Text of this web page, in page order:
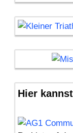
Hier